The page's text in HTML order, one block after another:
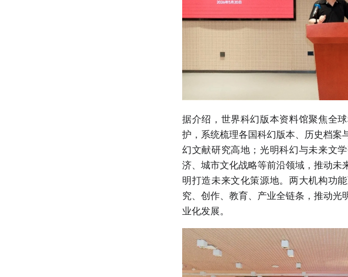
据介绍，世界科幻版本资料馆聚焦全
护，系统梳理各国科幻版本、历史档案
幻文献研究高地；光明科幻与未来文
济、城市文化战略等前沿领域，推动未
明打造未来文化策源地。两大机构功
究、创作、教育、产业全链条，推动光
业化发展。